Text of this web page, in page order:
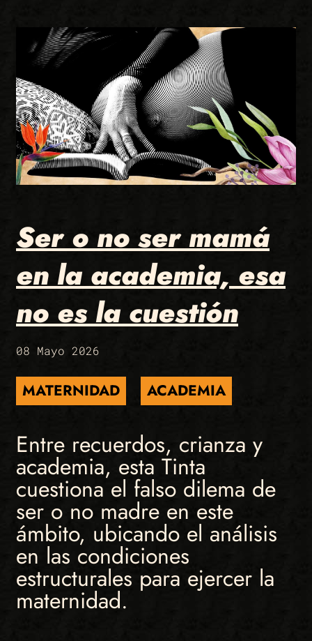
Ser o no ser mamá
en la academia, esa
no es la cuestión
08 Mayo 2026
MATERNIDAD ACADEMIA
Entre recuerdos, crianza y
academia, esta Tinta
cuestiona el falso dilema de
ser o no madre en este
ámbito, ubicando el análisis
en las condiciones
estructurales para ejercer la
maternidad.